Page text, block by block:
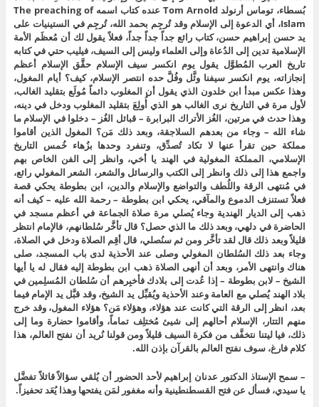
بُسطاء، توماس أرنولد Tom Arnold عنده كتاب اسمه The preaching of
Islam، أي الدعوة إلى الإسلام وقد تُرجِم بحمد الله، تُرجِم في الستينيات على
يد حسن إبراهيم حسن، كتاب رائع جداً جداً جداً، فعلاً يقول لك أن مُعظَم الأمة
الإسلامية تدين إلى الدُعاة وإلى العلماء وليس إلى السيف، فيليب حتي في كتابه
تاريخ العرب المُطوَّل يقول يوم انكسر سيف الإسلام حقَّق الإسلام أعظم
إنجازاته، يوم انكسر سيفنا وثَّل وفُلَّ حده انتصر الإسلام، كيف؟ أيام المغول،
وهذا عكس مبدأ ابن خلدون الذي يقول أن المغلوب دائماً مُولَع بتقليد الغالب،
لأول مرة في التاريخ نرى الغالب هو الذي أُولِعَ بتقليد المغلوب ودخل في دينه،
وهذا حدث في مرتين، الغُز الأتراك البرابرة – قبائل الغُز – دخلوا في الإسلام ما
شاء الله – وجاء من بعدهم السلاجقة، وبعد ذلك مَن؟ المغول الذين أقاموا
مملكة حين تقرأ عنها لا تكاد تُصدِّق، وتنفرد وحدها بزُهاء خُمس التاريخ
الإسلامي، المملكة المغولية في الهند يا أخي، وانظر إلى الفن الخاص بهم
واجمع هذا إلى ذلك وانظر إلى الكتب والرسائل والشعر، الشعر المغولي رائع،
في مُنتهى الرقة واللُطف والتواضع والإسلام والدين، ابن بطوطة يحكي قصة
فعلاً تستنزف الدموع والمآقي، يحكي ابن بطوطة – رحمة الله عليه – كيف أنه
ذهب إلى الديار الهندية وجاء يُصلي مرة صلاة الجماعة في أعظم مسجد في
الحاضرة في دلهي، وبعد ذلك ما الذي حصل؟ قال تأخَّر سُلطانهم، فالإمام انتظر
قليلاً وبعد ذلك قال لقد تأخَّر ومن ثم سنُصلي، قال أقِم الصلاة ودخل في الصلاة،
وجاء بعد ذلك السُلطان المغولي وصلى عند الأحذية لدى باب المسجد، صلى
هناك وانتهى الأمر، وبعد أن أنهى الصلاة ذهب ابن بطوطة إليه فقال له يا أيها
الشيخ – لابن بطوطة – إذا عُدت إلى بلادك فأخبِرهم أن سُلطان المُسلِمين في
بلاد الهند يُصلي مع العامة وعند الأحذية ويُقبِّل يد الشيخ، وقد قبَّل يد الإمام فيما
بعد، انظر إلى الرقة التي كانت عند هؤلاء، وهؤلاء مَن؟ هؤلاء المغول، وقد خرج
منهم التتار، الإسلام أحالهم إلى شيئ مُختلِف تماماً، وأقاموا حضارة وما إلى
ذلك، فيا ليتنا نتخفَّف من فكرة السيف قليلاً ومن قولنا نُريد أن نفتح العالم، هذا
كلام فارغ، سوف نفتح العالم بالقرآن بإذن الله.
– سمح الإستاذ الدكتور عدنان إبراهيم لأحد الحضور أن يُلقي سؤالاً قائلاً تفضَّل
يا سيدي، فسأل عن فتح القسطنطينية وأنه مغفور لمَن يفتحها وهذا يُعَد تحفيزاً.